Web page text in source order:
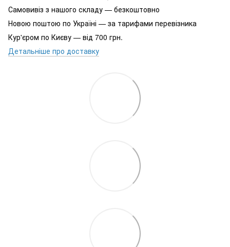
Самовивіз з нашого складу — безкоштовно
Новою поштою по Україні — за тарифами перевізника
Кур'єром по Києву — від 700 грн.
Детальніше про доставку